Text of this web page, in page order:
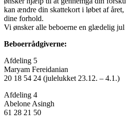
kan ændre din skattekort i løbet af
dine forhold.
Vi ønsker alle beboerne en glædelig jul
Beboerrådgiverne:
Afdeling 5
Maryam Fereidanian
20 18 54 24 (julelukket 23.12. – 4.1.)
Afdeling 4
Abelone Asingh
61 28 21 50